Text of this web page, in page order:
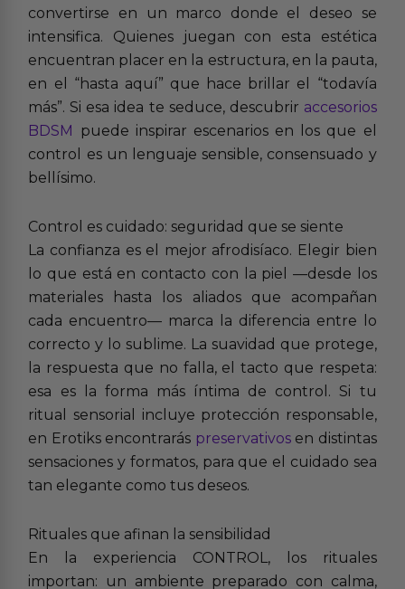
convertirse en un marco donde el deseo se
intensifica. Quienes juegan con esta estética
encuentran placer en la estructura, en la pauta,
en el “hasta aquí” que hace brillar el “todavía
más”. Si esa idea te seduce, descubrir accesorios
BDSM
puede inspirar escenarios en los que el
control es un lenguaje sensible, consensuado y
bellísimo.
Control es cuidado: seguridad que se siente
La confianza es el mejor afrodisíaco. Elegir bien
lo que está en contacto con la piel —desde los
materiales hasta los aliados que acompañan
cada encuentro— marca la diferencia entre lo
correcto y lo sublime. La suavidad que protege,
la respuesta que no falla, el tacto que respeta:
esa es la forma más íntima de control. Si tu
ritual sensorial incluye protección responsable,
en Erotiks encontrarás preservativosen distintas
sensaciones y formatos, para que el cuidado sea
tan elegante como tus deseos.
Rituales que afinan la sensibilidad
En la experiencia CONTROL, los rituales
importan: un ambiente preparado con calma,